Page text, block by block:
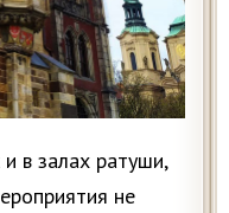
в залах ратуши,
не